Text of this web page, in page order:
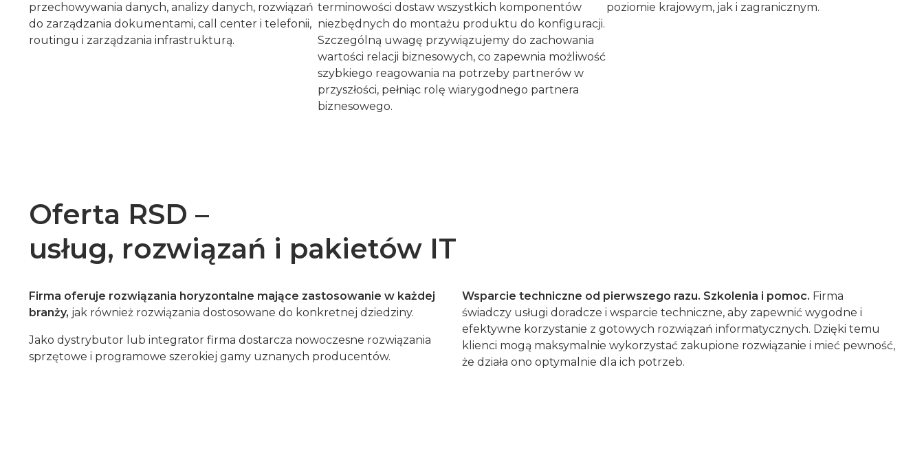
przechowywania danych, analizy danych, rozwiązań
do zarządzania dokumentami, call center i telefonii,
routingu i zarządzania infrastrukturą.
terminowości dostaw wszystkich komponentów
niezbędnych do montażu produktu do konfiguracji.
Szczególną uwagę przywiązujemy do zachowania
wartości relacji biznesowych, co zapewnia możliwość
szybkiego reagowania na potrzeby partnerów w
przyszłości, pełniąc rolę wiarygodnego partnera
biznesowego.
poziomie krajowym, jak i zagranicznym.
Oferta RSD –
usług, rozwiązań i pakietów IT
Firma oferuje rozwiązania horyzontalne mające zastosowanie w każdej
branży, jak również rozwiązania dostosowane do konkretnej dziedziny.
Jako dystrybutor lub integrator firma dostarcza nowoczesne rozwiązania
sprzętowe i programowe szerokiej gamy uznanych producentów.
Wsparcie techniczne od pierwszego razu. Szkolenia i pomoc. Firma
świadczy usługi doradcze i wsparcie techniczne, aby zapewnić wygodne i
efektywne korzystanie z gotowych rozwiązań informatycznych. Dzięki temu
klienci mogą maksymalnie wykorzystać zakupione rozwiązanie i mieć pewność,
że działa ono optymalnie dla ich potrzeb.